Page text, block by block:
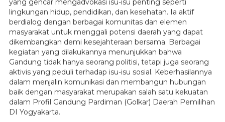
yang gencar mengadvokasi isu-isu penting seperti
lingkungan hidup, pendidikan, dan kesehatan. Ia aktif
berdialog dengan berbagai komunitas dan elemen
masyarakat untuk menggali potensi daerah yang dapat
dikembangkan demi kesejahteraan bersama. Berbagai
kegiatan yang dilakukannya menunjukkan bahwa
Gandung tidak hanya seorang politisi, tetapi juga seorang
aktivis yang peduli terhadap isu-isu sosial. Keberhasilannya
dalam menjalin komunikasi dan membangun hubungan
baik dengan masyarakat merupakan salah satu kekuatan
dalam Profil Gandung Pardiman (Golkar) Daerah Pemilihan
DI Yogyakarta.